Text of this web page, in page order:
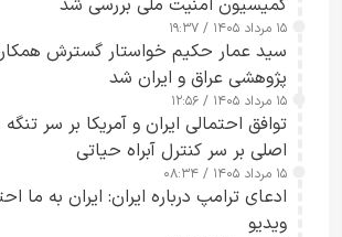
کمیسیون امنیت ملی بررسی شد
۱۵ مرداد ۱۴۰۵ / ۱۹:۳۷
سید عمار حکیم خواستار گسترش
پژوهشی عراق و ایران شد
۱۵ مرداد ۱۴۰۵ / ۱۲:۵۶
توافق احتمالی ایران و آمریکا بر سر
اصلی بر سر کنترل آبراه حیاتی
۱۵ مرداد ۱۴۰۵ / ۰۸:۳۴
ادعای ترامپ درباره ایران: ایران به ما
ویدیو